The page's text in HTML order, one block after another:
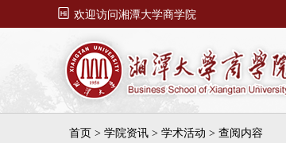
 欢迎访问湘潭大学商学院
首页 > 学院资讯 > 学术活动 > 查阅内容